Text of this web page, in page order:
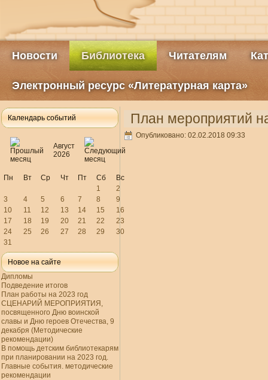
Новости Библиотека Читателям
Электронный ресурс «Литературная карта»
Календарь событий
Август
2026
Пн Вт Ср Чт Пт Сб
Вс
1
2
3
4 5 6 7 8
9
10
11 12 13 14 15
16
17
18 19 20 21 22
23
24
25 26 27 28 29
30
31
Новое на сайте
Дипломы
Подведение итогов
План работы на 2023 год
СЦЕНАРИЙ МЕРОПРИЯТИЯ,
посвященного Дню воинской
славы и Дню героев Отечества, 9
декабря (Методические
рекомендации)
В помощь детским библиотекарям
при планировании на 2023 год.
Главные события. методические
рекомендации
План мероприятий
Опубликовано: 02.02.2018 09:33